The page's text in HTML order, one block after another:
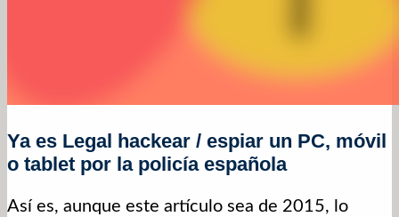
Ya es Legal hackear / espiar un PC, móvil
o tablet por la policía española
Así es, aunque este artículo sea de 2015, lo